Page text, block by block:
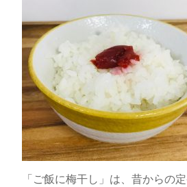
「ご飯に梅干し」は、昔からの定